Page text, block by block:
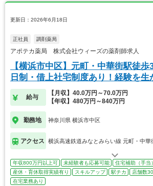
更新日：2026年6月18日
正社員 調剤薬局
アポテカ薬局 株式会社ウィーズの薬剤師求人
【横浜市中区】元町・中華街駅徒
日制・借上社宅制度あり！経験を
給与
【月収】40.0万円～70.0万円
【年収】480万円～840万円
勤務地 神奈川県 横浜市中区
アクセス 横浜高速鉄道みなとみらい線 元町・中華
年収800万円以上可 未経験者も応募可能
住宅補助（手当
産休・育休取得実績有り
スキルアップ 駅チカ 店舗数
在宅業務あり